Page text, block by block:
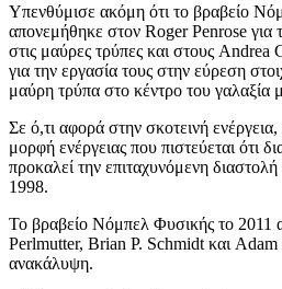
Υπενθύμισε ακόμη ότι το βραβείο
απονεμήθηκε στον Roger Penrose για
στις μαύρες τρύπες και στους
για την εργασία τους στην εύρεση
μαύρη τρύπα στο κέντρο του γαλαξία
Σε ό,τι αφορά στην σκοτεινή ενέργεια,
μορφή ενέργειας που πιστεύεται ότι
προκαλεί την επιταχυνόμενη
1998.
Το βραβείο Νόμπελ Φυσικής το 2011
Perlmutter, Brian P. Schmidt και Adam
ανακάλυψη.